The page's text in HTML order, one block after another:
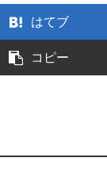
はてブ
コピー